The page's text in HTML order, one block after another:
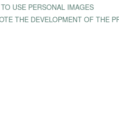
USE PERSONAL IMAGES
THE DEVELOPMENT OF THE